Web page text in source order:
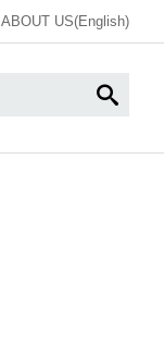
ABOUT US(English)